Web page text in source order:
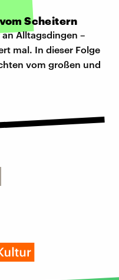
Scheitern
Alltagsdingen –
mal. In dieser Folge
vom großen und